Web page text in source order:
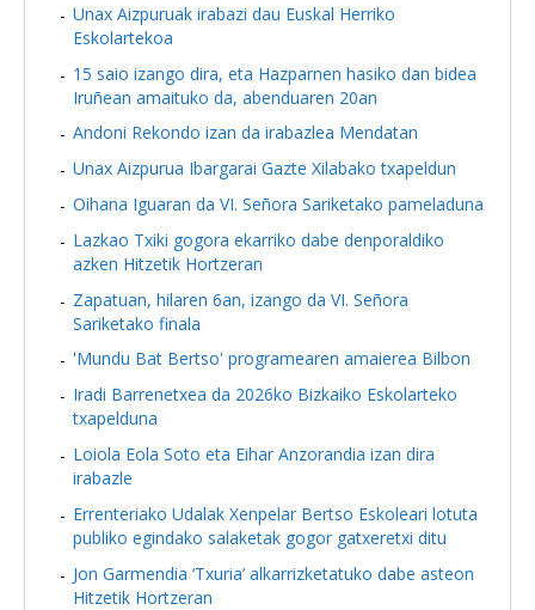
Unax Aizpuruak irabazi dau Euskal Herriko
Eskolartekoa
15 saio izango dira, eta Hazparnen hasiko dan bidea
Iruñean amaituko da, abenduaren 20an
Andoni Rekondo izan da irabazlea Mendatan
Unax Aizpurua Ibargarai Gazte Xilabako txapeldun
Oihana Iguaran da VI. Señora Sariketako pameladuna
Lazkao Txiki gogora ekarriko dabe denporaldiko
azken Hitzetik Hortzeran
Zapatuan, hilaren 6an, izango da VI. Señora
Sariketako finala
'Mundu Bat Bertso' programearen amaierea Bilbon
Iradi Barrenetxea da 2026ko Bizkaiko Eskolarteko
txapelduna
Loiola Eola Soto eta Eihar Anzorandia izan dira
irabazle
Errenteriako Udalak Xenpelar Bertso Eskoleari lotuta
publiko egindako salaketak gogor gatxeretxi ditu
Jon Garmendia ‘Txuria’ alkarrizketatuko dabe asteon
Hitzetik Hortzeran